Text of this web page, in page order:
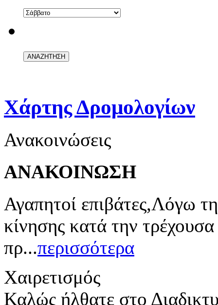
Χάρτης Δρομολογίων
Ανακοινώσεις
ΑΝΑΚΟΙΝΩΣΗ
Αγαπητοί επιβάτες,Λόγω
κίνησης κατά την
πρ...περισσότερα
Χαιρετισμός
Καλώς ήλθατε στο